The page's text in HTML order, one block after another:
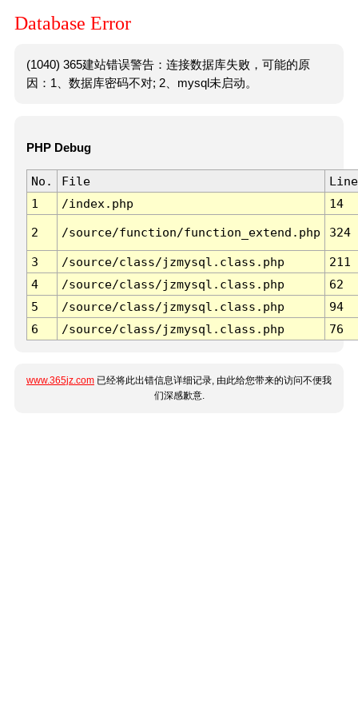
Database Error
(1040) 365建站错误警告：连接数据库失败，可能的原
因：1、数据库密码不对; 2、mysql未启动。
PHP Debug
No. File
Line
1
/index.php 14
2 /source/function/function_extend.php 324
3 /source/class/jzmysql.class.php
211
4
/source/class/jzmysql.class.php
62
5
/source/class/jzmysql.class.php
94
6
/source/class/jzmysql.class.php 76
www.365jz.com 已经将此出错信息详细记录, 由此给您带来的访问不便我
们深感歉意.